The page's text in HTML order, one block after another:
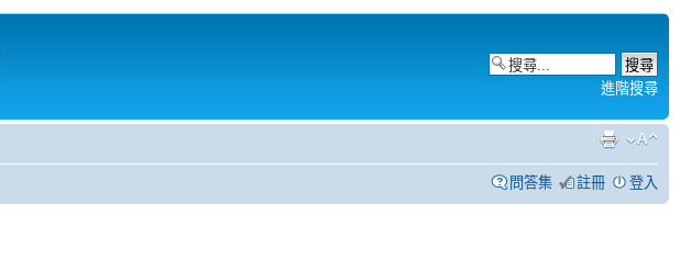
進階搜尋
問答集 註冊 登入